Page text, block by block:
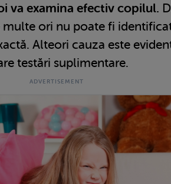
va examina efectiv copilul.
multe ori nu poate fi
Alteori cauza este
testări suplimentare.